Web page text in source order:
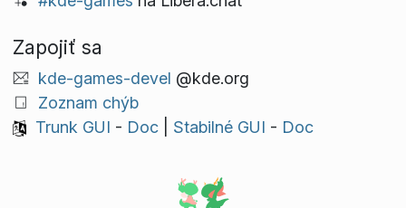
Zapojiť sa
kde-games-devel @kde.org
Zoznam chýb
Trunk GUI - Doc| Stabilné GUI - Doc